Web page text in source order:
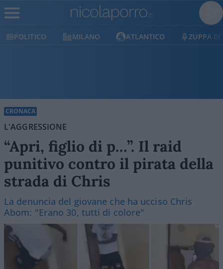
POLITICO MILANO ATLANTICO ZUPPA DI
CRONACA
L'AGGRESSIONE
“Apri, figlio di p…”. Il raid
punitivo contro il pirata della
strada di Chris
La denuncia del giovane che ha ucciso Chris
Abom: "Erano 30, tutti di colore"